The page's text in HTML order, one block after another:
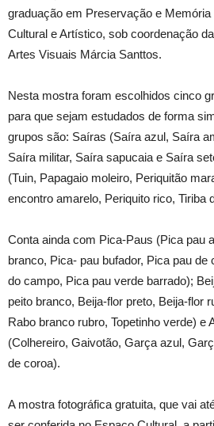
graduação em Preservação e
Cultural e Artístico, sob coordenação
Artes Visuais Márcia Santtos.
Nesta mostra foram escolhidos cinco
para que sejam estudados de forma
grupos são: Saíras (Saíra azul, Saíra
Saíra militar, Saíra sapucaia e Saíra
(Tuin, Papagaio moleiro, Periquitão
encontro amarelo, Periquito rico, Tiriba
Conta ainda com Pica-Paus (Pica pau
branco, Pica- pau bufador, Pica pau
do campo, Pica pau verde barrado);
peito branco, Beija-flor preto, Beija-flor
Rabo branco rubro, Topetinho verde) e
(Colhereiro, Gaivotão, Garça azul,
de coroa).
A mostra fotográfica gratuita, que vai